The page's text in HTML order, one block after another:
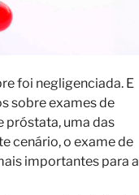
foi negligenciada. E
sobre exames de
próstata, uma das
cenário, o exame de
importantes para a